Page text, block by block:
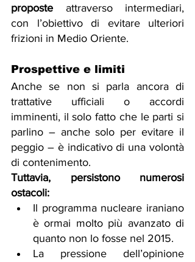
proposte attraverso intermediari,
con l’obiettivo di evitare ulteriori
frizioni in Medio Oriente.
Prospettive e limiti
Anche se non si parla ancora di
trattative ufficiali o accordi
imminenti, il solo fatto che le parti si
parlino – anche solo per evitare il
peggio – è indicativo di una volontà
di contenimento.
Tuttavia, persistono numerosi
ostacoli:
Il programma nucleare iraniano
è ormai molto più avanzato di
quanto non lo fosse nel 2015.
La pressione dell’opinione